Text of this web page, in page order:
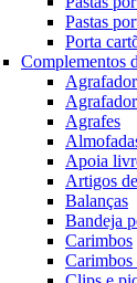
Pastas
Porta
Complementos
Agrafes
Apoia
Artigos
Balanças
Bandeja
Carimbos
Carimbos